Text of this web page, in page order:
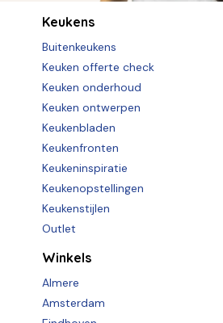
Keukens
Buitenkeukens
Keuken offerte check
Keuken onderhoud
Keuken ontwerpen
Keukenbladen
Keukenfronten
Keukeninspiratie
Keukenopstellingen
Keukenstijlen
Outlet
Winkels
Almere
Amsterdam